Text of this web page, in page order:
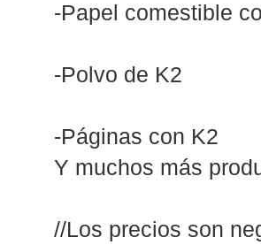
-Papel comestible
-Polvo de K2
-Páginas con K2
Y muchos más
//Los precios son